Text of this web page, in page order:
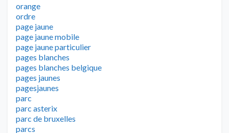
orange
ordre
page jaune
page jaune mobile
page jaune particulier
pages blanches
pages blanches belgique
pages jaunes
pagesjaunes
parc
parc asterix
parc de bruxelles
parcs